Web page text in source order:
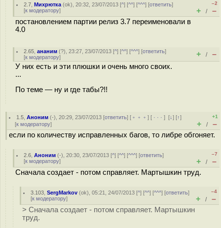
2.7 ,Михрютка (ok), 20:32, 23/07/2013 [^] [^^] [^^^] [ответить]
[к модератору]
–2
+ / –
постановлением партии релиз 3.7 переименовали в
4.0
2.65 ,ананим (?), 23:27, 23/07/2013 [^] [^^] [^^^] [ответить]
[к модератору] + / –
У них есть и эти плюшки и очень много своих.
...
По теме — ну и где табы?!!
1.5 ,Аноним (-), 20:29, 23/07/2013 [ответить] [ ﹢﹢﹢] [ · · ·][↓] [↑]
[к модератору]
+1
+ / –
если по количеству исправленных багов, то либре обгоняет.
2.6 ,Аноним (-), 20:30, 23/07/2013 [^] [^^] [^^^] [ответить]
[к модератору]
–7
+ / –
Сначала создает - потом справляет. Мартышкин труд.
3.103 ,SergMarkov (ok), 05:21, 24/07/2013 [^] [^^] [^^^] [ответить]
[к модератору]
–4
+ / –
> Сначала создает - потом справляет. Мартышкин
труд.